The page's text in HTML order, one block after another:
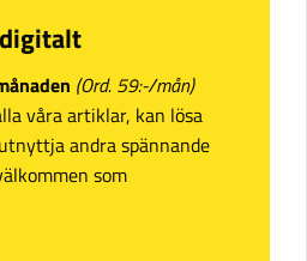
(Ord. 59:-/mån)
våra artiklar, kan lösa
andra spännande
som